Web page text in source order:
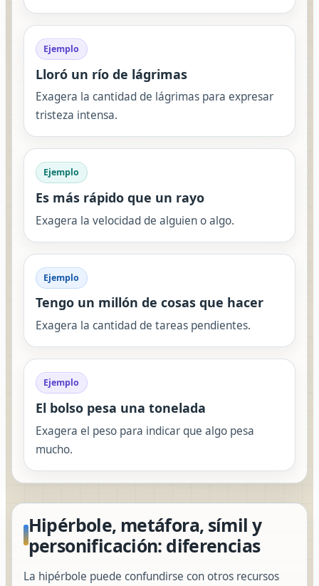
Ejemplo
Lloró un río de lágrimas
Exagera la cantidad de lágrimas para expresar
tristeza intensa.
Ejemplo
Es más rápido que un rayo
Exagera la velocidad de alguien o algo.
Ejemplo
Tengo un millón de cosas que hacer
Exagera la cantidad de tareas pendientes.
Ejemplo
El bolso pesa una tonelada
Exagera el peso para indicar que algo pesa
mucho.
Hipérbole, metáfora, símil y
personificación: diferencias
La hipérbole puede confundirse con otros recursos